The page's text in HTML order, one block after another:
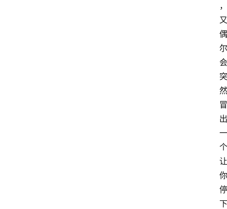
，
又
偶
尔
会
突
然
冒
出
一
个
让
你
停
下